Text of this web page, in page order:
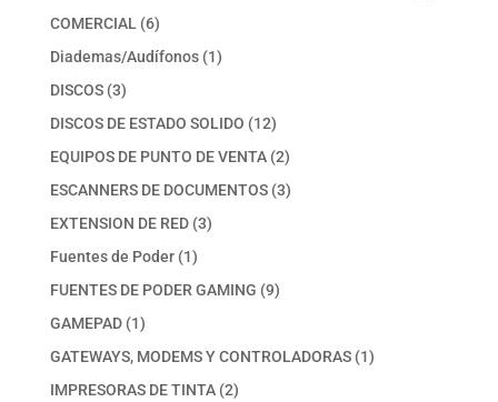
COMERCIAL 66
productos
Diademas/Audífonos 11
DISCOS 33
productos
DISCOS DE ESTADO SOLIDO 1212
productos
EQUIPOS DE PUNTO DE VENTA 22
productos
ESCANNERS DE DOCUMENTOS 33
EXTENSION DE RED 33
Fuentes de Poder 11
producto
FUENTES DE PODER GAMING 99
GAMEPAD 11
producto
GATEWAYS, MODEMS Y CONTROLADORAS 11
IMPRESORAS DE TINTA 22